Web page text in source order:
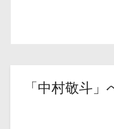
「中村敬斗